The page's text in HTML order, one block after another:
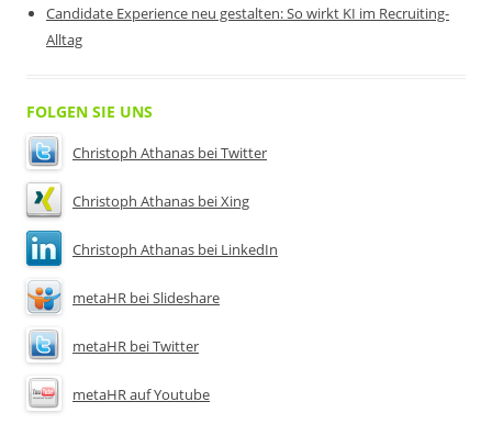
Candidate Experience neu gestalten: So wirkt KI im Recruiting-
Alltag
FOLGEN SIE UNS
Christoph Athanas bei Twitter
Christoph Athanas bei Xing
Christoph Athanas bei LinkedIn
metaHR bei Slideshare
metaHR bei Twitter
metaHR auf Youtube